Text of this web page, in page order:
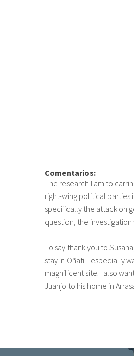
Comentarios:
The research I am to
right-wing political parties
specifically the attack on
question, the
To say thank you to
stay in Oñati. I especially
magnificent site. I also
Juanjo to his home in